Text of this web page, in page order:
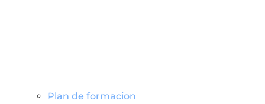
Plan de formacion